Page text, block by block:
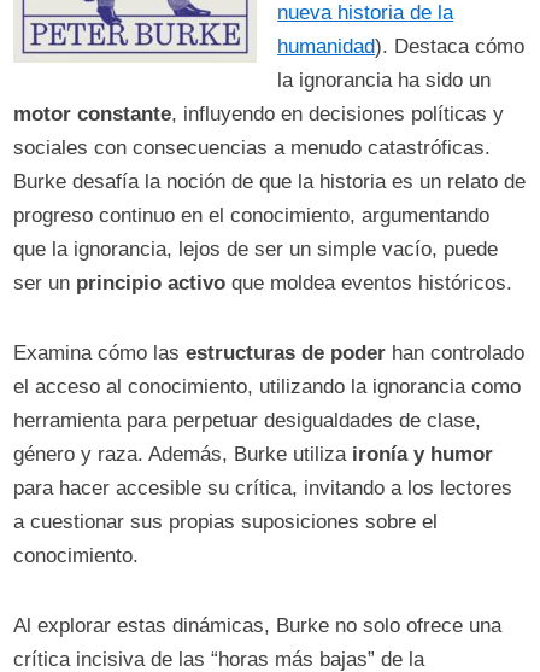
nueva historia de la
humanidad). Destaca cómo
la ignorancia ha sido un
motor constante, influyendo en decisiones políticas y
sociales con consecuencias a menudo catastróficas.
Burke desafía la noción de que la historia es un relato de
progreso continuo en el conocimiento, argumentando
que la ignorancia, lejos de ser un simple vacío, puede
ser un principio activo que moldea eventos históricos.
Examina cómo lasestructuras de poder han controlado
el acceso al conocimiento, utilizando la ignorancia como
herramienta para perpetuar desigualdades de clase,
género y raza. Además, Burke utiliza ironía y humor
para hacer accesible su crítica, invitando a los lectores
a cuestionar sus propias suposiciones sobre el
conocimiento.
Al explorar estas dinámicas, Burke no solo ofrece una
crítica incisiva de las “horas más bajas” de la